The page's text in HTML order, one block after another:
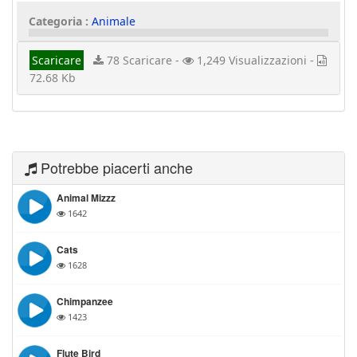
Categoria : Animale
Scaricare 78 Scaricare -
1,249 Visualizzazioni -
72.68 Kb
Potrebbe piacerti anche
Animal Mizzz
1642
Cats
1628
Chimpanzee
1423
Flute Bird